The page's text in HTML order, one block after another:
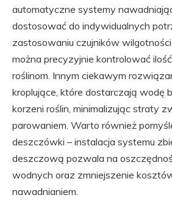
automatyczne systemy
dostosować do indywidualnych
zastosowaniu czujników
można precyzyjnie kontrolować
roślinom. Innym ciekawym
kroplujące, które dostarczają wodę
korzeni roślin, minimalizując straty
parowaniem. Warto również
deszczówki – instalacja systemu
deszczową pozwala na
wodnych oraz zmniejszenie
nawadnianiem.